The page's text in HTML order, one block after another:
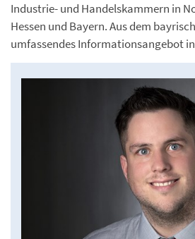
Industrie- und Handelskammern in
Hessen und Bayern. Aus dem
umfassendes Informationsangebot